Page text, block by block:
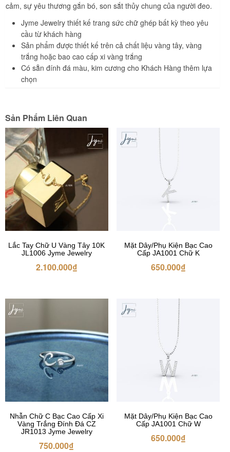
cảm, sự yêu thương gắn bó, son sắt thủy chung của người đeo.
Jyme Jewelry thiết kế trang sức chữ ghép bất kỳ theo yêu
cầu từ khách hàng
Sản phẩm được thiết kế trên cả chất liệu vàng tây, vàng
trắng hoặc bao cao cấp xi vàng trắng
Có sẵn đính đá màu, kim cương cho Khách Hàng thêm lựa
chọn
Sản Phẩm Liên Quan
Lắc Tay Chữ U Vàng Tây 10K
JL1006 Jyme Jewelry
2.100.000₫
Mặt Dây/Phụ Kiện Bạc Cao
Cấp JA1001 Chữ K
650.000₫
Nhẫn Chữ C Bạc Cao Cấp Xi
Vàng Trắng Đính Đá CZ
JR1013 Jyme Jewelry
750.000₫
Mặt Dây/Phụ Kiện Bạc Cao
Cấp JA1001 Chữ W
650.000₫